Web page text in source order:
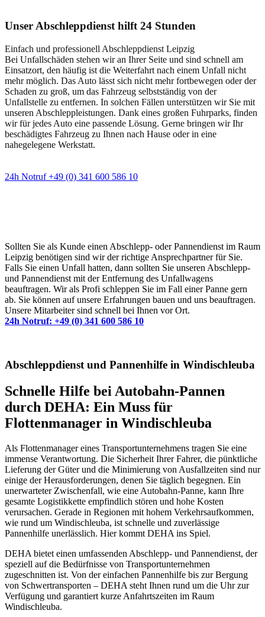
Unser Abschleppdienst hilft 24 Stunden
Einfach und professionell Abschleppdienst Leipzig
Bei Unfallschäden stehen wir an Ihrer Seite und sind schnell am
Einsatzort, den häufig ist die Weiterfahrt nach einem Unfall nicht
mehr möglich. Das Auto lässt sich nicht mehr fortbewegen oder der
Schaden zu groß, um das Fahrzeug selbstständig von der
Unfallstelle zu entfernen. In solchen Fällen unterstützen wir Sie mit
unseren Abschleppleistungen. Dank eines großen Fuhrparks, finden
wir für jedes Auto eine passende Lösung. Gerne bringen wir Ihr
beschädigtes Fahrzeug zu Ihnen nach Hause oder in eine
nahegelegene Werkstatt.
24h Notruf +49 (0) 341 600 586 10
Sollten Sie als Kunde einen Abschlepp- oder Pannendienst im Raum
Leipzig benötigen sind wir der richtige Ansprechpartner für Sie.
Falls Sie einen Unfall hatten, dann sollten Sie unseren Abschlepp-
und Pannendienst mit der Entfernung des Unfallwagens
beauftragen. Wir als Profi schleppen Sie im Fall einer Panne gern
ab. Sie können auf unsere Erfahrungen bauen und uns beauftragen.
Unsere Mitarbeiter sind schnell bei Ihnen vor Ort.
24h Notruf: +49 (0) 341 600 586 10
Abschleppdienst und Pannenhilfe in Windischleuba
Schnelle Hilfe bei Autobahn-Pannen
durch DEHA: Ein Muss für
Flottenmanager in Windischleuba
Als Flottenmanager eines Transportunternehmens tragen Sie eine
immense Verantwortung. Die Sicherheit Ihrer Fahrer, die pünktliche
Lieferung der Güter und die Minimierung von Ausfallzeiten sind nur
einige der Herausforderungen, denen Sie täglich begegnen. Ein
unerwarteter Zwischenfall, wie eine Autobahn-Panne, kann Ihre
gesamte Logistikkette empfindlich stören und hohe Kosten
verursachen. Gerade in Regionen mit hohem Verkehrsaufkommen,
wie rund um Windischleuba, ist schnelle und zuverlässige
Pannenhilfe unerlässlich. Hier kommt DEHA ins Spiel.
DEHA bietet einen umfassenden Abschlepp- und Pannendienst, der
speziell auf die Bedürfnisse von Transportunternehmen
zugeschnitten ist. Von der einfachen Pannenhilfe bis zur Bergung
von Schwertransporten – DEHA steht Ihnen rund um die Uhr zur
Verfügung und garantiert kurze Anfahrtszeiten im Raum
Windischleuba.